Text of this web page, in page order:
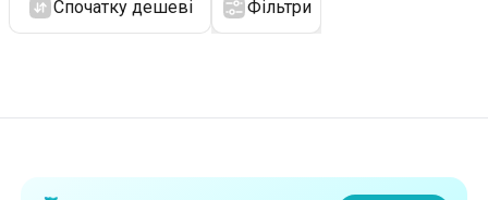
Спочатку дешеві Фільтри